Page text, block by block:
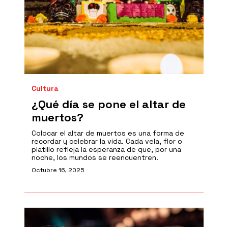
Cultura
¿Qué día se pone el altar de
muertos?
Colocar el altar de muertos es una forma de
recordar y celebrar la vida. Cada vela, flor o
platillo refleja la esperanza de que, por una
noche, los mundos se reencuentren.
Octubre 16, 2025